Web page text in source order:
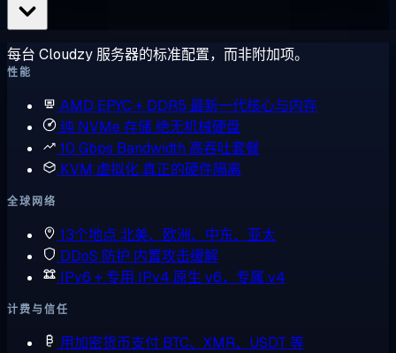
每台 Cloudzy 服务器的标准配置，而非附加项。
性能
AMD EPYC + DDR5 最新一代核心与内存
纯 NVMe 存储绝无机械硬盘
10 Gbps Bandwidth 高吞吐套餐
KVM 虚拟化 真正的硬件隔离
全球网络
13个地点 北美、欧洲、中东、亚太
DDoS 防护 内置攻击缓解
IPv6 + 专用 IPv4 原生 v6，专属 v4
计费与信任
用加密货币支付 BTC、XMR、USDT 等